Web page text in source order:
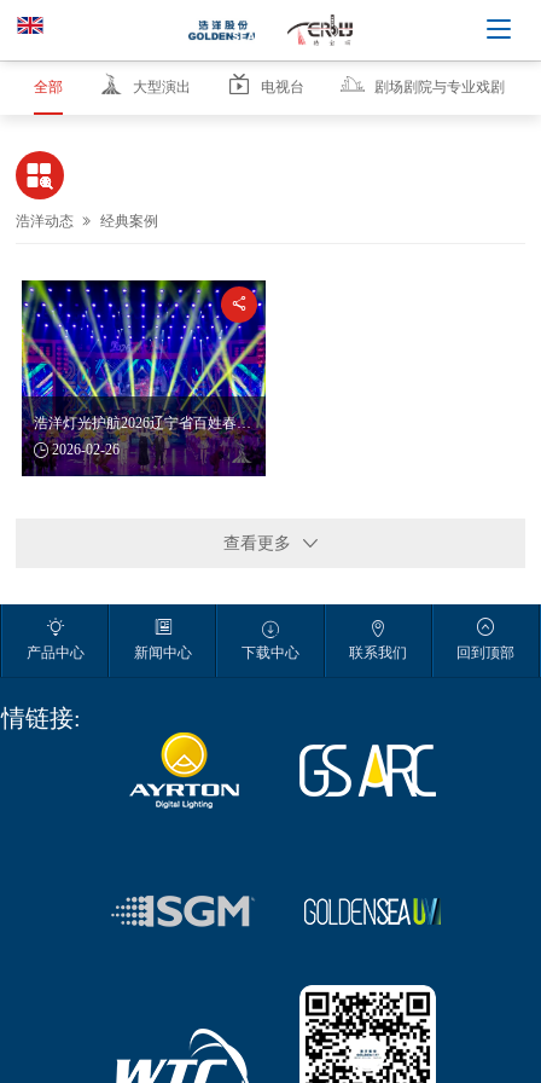
全部 大型演出 电视台 剧场剧院与专业戏剧

浩洋动态  经典案例

浩洋灯光护航2026辽宁省百姓春晚，用光影传递年味！
2026-02-26
查看更多 

产品中心

新闻中心

下载中心

联系我们

回到顶部
链接: